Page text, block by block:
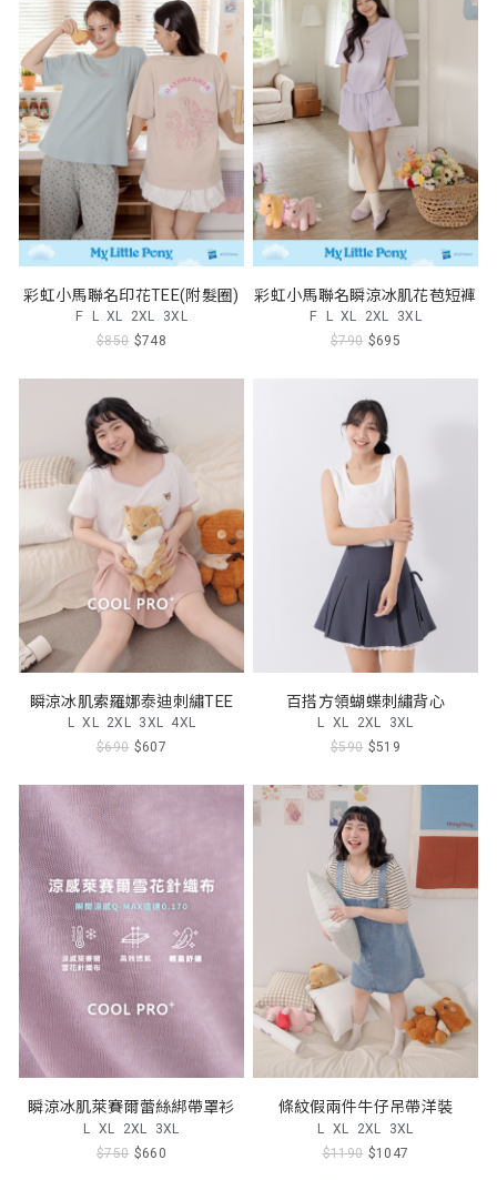
彩虹小馬聯名印花TEE(附髮圈)
F L XL 2XL 3XL
$850 $748
彩虹小馬聯名瞬涼冰肌花苞短褲
F L XL 2XL 3XL
$790 $695
瞬涼冰肌索羅娜泰迪刺繡TEE
L XL 2XL 3XL 4XL
$690 $607
百搭方領蝴蝶刺繡背心
L XL 2XL 3XL
$590 $519
瞬涼冰肌萊賽爾蕾絲綁帶罩衫
L XL 2XL 3XL
$750 $660
條紋假兩件牛仔吊帶洋裝
L XL 2XL 3XL
$1190 $1047